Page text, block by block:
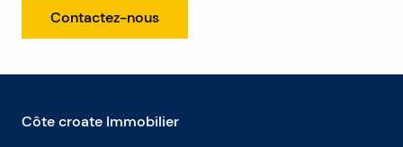
Contactez-nous
Côte croate Immobilier